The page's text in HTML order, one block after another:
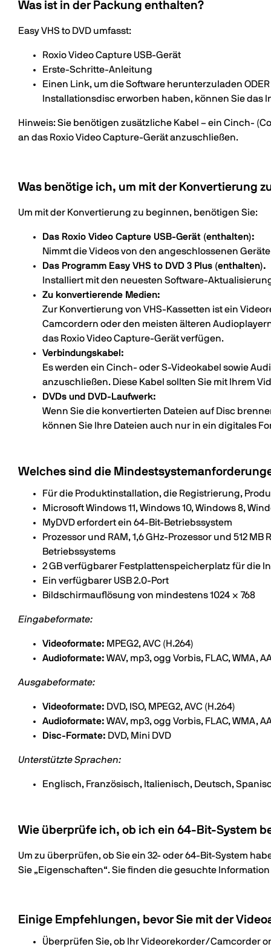
Was ist in der Packung enthalten?
Easy VHS to DVD umfasst:
Roxio Video Capture USB-Gerät
Erste-Schritte-Anleitung
Einen Link, um die Software herunterzuladen
Installationsdisc erworben haben, können Sie das
Hinweis: Sie benötigen zusätzliche Kabel – ein Cinch-
an das Roxio Video Capture-Gerät anzuschließen.
Was benötige ich, um mit der Konvertierung
Um mit der Konvertierung zu beginnen, benötigen Sie:
Das Roxio Video Capture USB-Gerät (enthalten):
Nimmt die Videos von den angeschlossenen
Das Programm Easy VHS to DVD 3 Plus (enthalten).
Installiert mit den neuesten Software-
Zu konvertierende Medien:
Zur Konvertierung von VHS-Kassetten ist ein
Camcordern oder den meisten älteren
das Roxio Video Capture-Gerät verfügen.
Verbindungskabel:
Es werden ein Cinch- oder S-Videokabel sowie
anzuschließen. Diese Kabel sollten Sie mit Ihrem
DVDs und DVD-Laufwerk:
Wenn Sie die konvertierten Dateien auf Disc
können Sie Ihre Dateien auch nur in ein digitales
Welches sind die
Für die Produktinstallation, die Registrierung,
Microsoft Windows 11, Windows 10, Windows 8,
MyDVD erfordert ein 64-Bit-Betriebssystem
Prozessor und RAM, 1,6 GHz-Prozessor und 512
Betriebssystems
2 GB verfügbarer Festplattenspeicherplatz für die
Ein verfügbarer USB 2.0-Port
Bildschirmauflösung von mindestens 1024 × 768
Eingabeformate:
Videoformate: MPEG2, AVC (H.264)
Audioformate: WAV, mp3, ogg Vorbis, FLAC, WMA,
Ausgabeformate:
Videoformate: DVD, ISO, MPEG2, AVC (H.264)
Audioformate: WAV, mp3, ogg Vorbis, FLAC, WMA,
Disc-Formate: DVD, Mini DVD
Unterstützte Sprachen:
Englisch, Französisch, Italienisch, Deutsch,
Wie überprüfe ich, ob ich ein 64-Bit-System
Um zu überprüfen, ob Sie ein 32- oder 64-Bit-System
Sie „Eigenschaften“. Sie finden die gesuchte
Einige Empfehlungen, bevor Sie mit der
Überprüfen Sie, ob Ihr Videorekorder/Camcorder